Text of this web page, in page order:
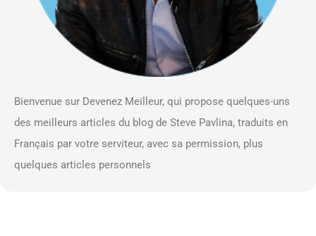
Bienvenue sur Devenez Meilleur, qui propose quelques-uns
des meilleurs articles du blog de Steve Pavlina, traduits en
Français par votre serviteur, avec sa permission, plus
quelques articles personnels